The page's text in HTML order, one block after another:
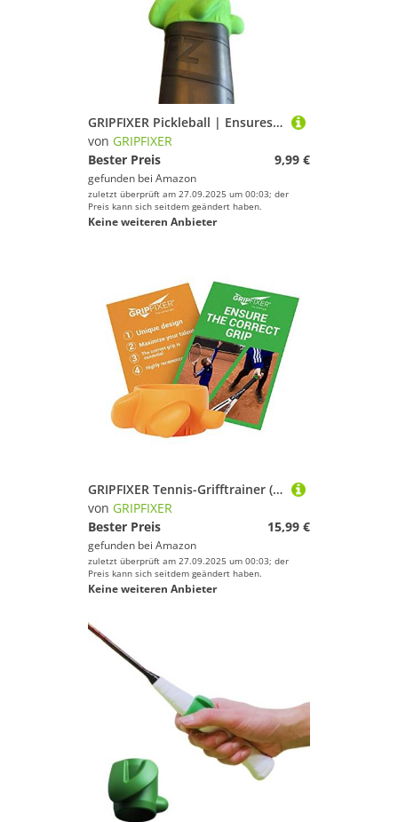
GRIPFIXER Pickleball | Ensures The Correct Grip | The Ultimate Training Equipment & Teaching aid | Danish Innovation | Small-Right
von GRIPFIXER
Bester Preis
9,99 €
gefunden bei Amazon
zuletzt überprüft am 27.09.2025 um 00:03; der
Preis kann sich seitdem geändert haben.
Keine weiteren Anbieter
GRIPFIXER Tennis-Grifftrainer (kleine Größe, rechte Hand) – Tennis-Trainingsgerät – Griffhilfe
von GRIPFIXER
Bester Preis
15,99 €
gefunden bei Amazon
zuletzt überprüft am 27.09.2025 um 00:03; der
Preis kann sich seitdem geändert haben.
Keine weiteren Anbieter